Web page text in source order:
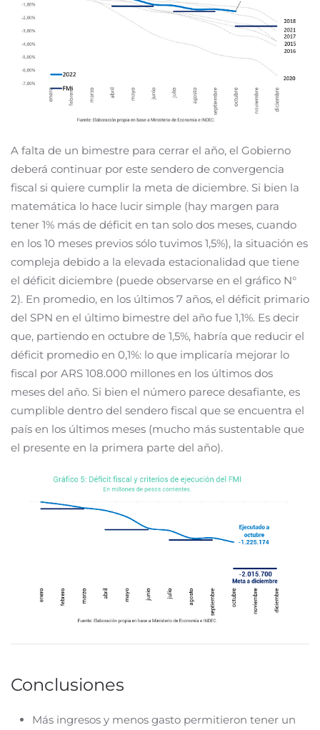
A falta de un bimestre para cerrar el año, el Gobierno
deberá continuar por este sendero de convergencia
fiscal si quiere cumplir la meta de diciembre. Si bien la
matemática lo hace lucir simple (hay margen para
tener 1% más de déficit en tan solo dos meses, cuando
en los 10 meses previos sólo tuvimos 1,5%), la situación es
compleja debido a la elevada estacionalidad que tiene
el déficit diciembre (puede observarse en el gráfico N°
2). En promedio, en los últimos 7 años, el déficit primario
del SPN en el último bimestre del año fue 1,1%. Es decir
que, partiendo en octubre de 1,5%, habría que reducir el
déficit promedio en 0,1%: lo que implicaría mejorar lo
fiscal por ARS 108.000 millones en los últimos dos
meses del año. Si bien el número parece desafiante, es
cumplible dentro del sendero fiscal que se encuentra el
país en los últimos meses (mucho más sustentable que
el presente en la primera parte del año).
Conclusiones
Más ingresos y menos gasto permitieron tener un